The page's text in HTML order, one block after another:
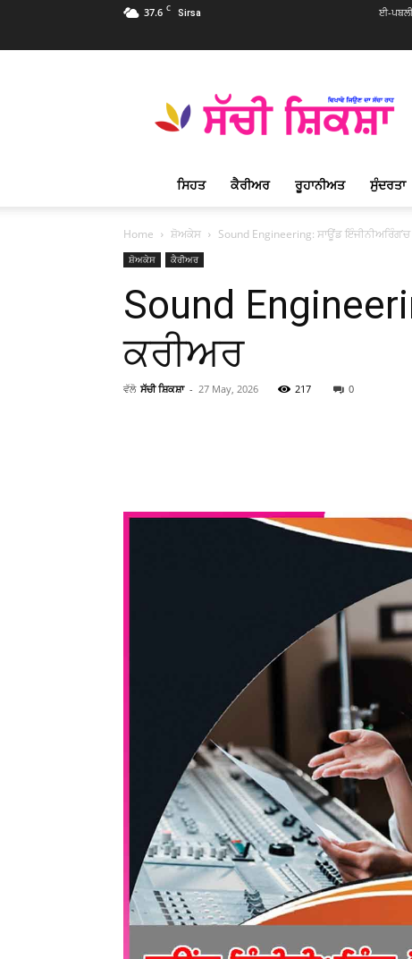
37.6 C Sirsa ਈ-
Shiksha
Punjabi
ਸ਼ਿਕਸ਼ਾ
ਪ੍ਰਸਿੱਧ
ਮੈਗਜ਼ੀਨ
ਸਿਹਤ ਕੈਰੀਅਰ ਰੂਹਾਨੀਅਤ ਸੁੰਦਰਤਾ
Home ਸ਼ੋਅਕੇਸ Sound Engineering: ਸਾਊਂਡ
ਸ਼ੋਅਕੇਸ ਕੈਰੀਅਰ
Sound
ਕਰੀਅਰ
ਵੱਲੋ ਸੱਚੀ ਸ਼ਿਕਸ਼ਾ - 27 May, 2026 217 0